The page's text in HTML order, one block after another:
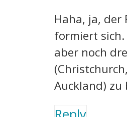
Haha, ja, der
formiert
aber noch
Auckland) zu